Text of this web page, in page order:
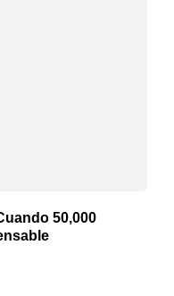
50,000